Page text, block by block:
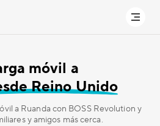
móvil a
Reino Unido
a Ruanda con BOSS Revolution y
y amigos más cerca.